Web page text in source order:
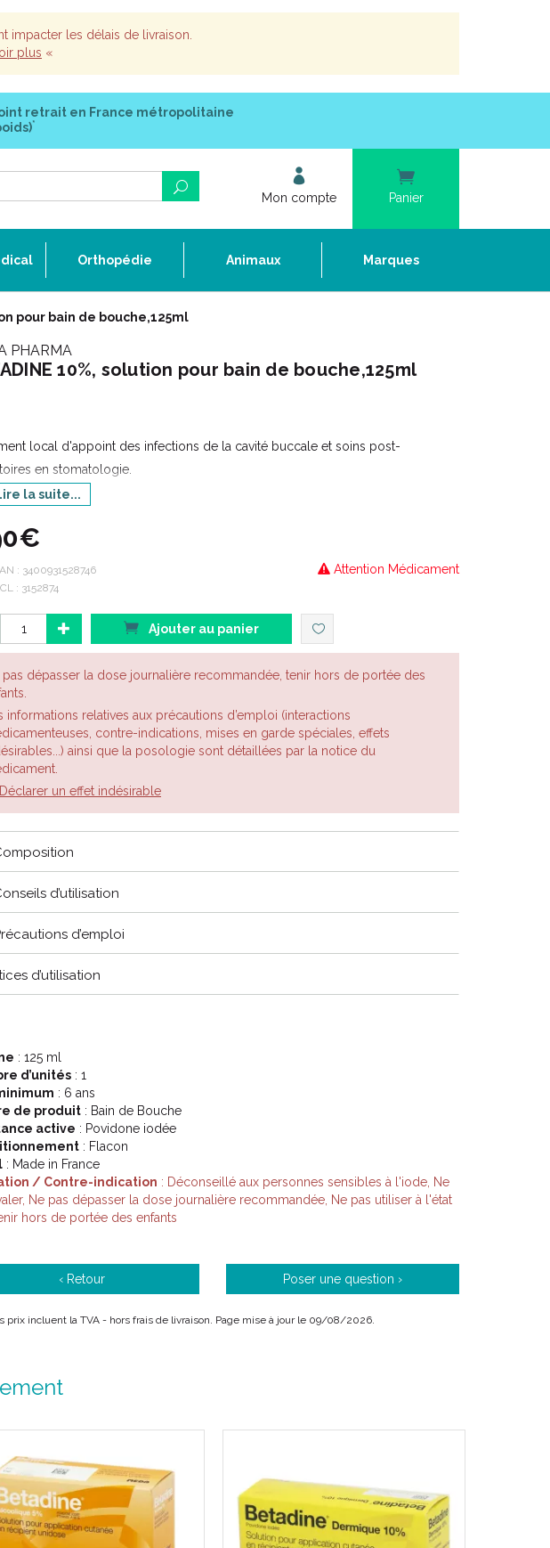
impacter les délais de livraison.
plus «
retrait en France métropolitaine
*
Mon compte Panier
Orthopédie Animaux Marques
pour bain de bouche,125ml
PHARMA
10%, solution pour bain de bouche,125ml
local d'appoint des infections de la cavité buccale et soins post-
en stomatologie.
la suite...
Attention Médicament
: 3400931528746
: 3152874
Ajouter au panier
pas dépasser la dose journalière recommandée, tenir hors de portée des
informations relatives aux précautions d’emploi (interactions
contre-indications, mises en garde spéciales, effets
ainsi que la posologie sont détaillées par la notice du
Déclarer un effet indésirable
d’utilisation
d’emploi
d’utilisation
: 125 ml
d’unités : 1
: 6 ans
de produit : Bain de Bouche
active : Povidone iodée
: Flacon
: Made in France
/ Contre-indication : Déconseillé aux personnes sensibles à l'iode, Ne
Ne pas dépasser la dose journalière recommandée, Ne pas utiliser à l'état
hors de portée des enfants
‹ Retour Poser une question ›
prix incluent la TVA - hors frais de livraison. Page mise à jour le 09/08/2026.